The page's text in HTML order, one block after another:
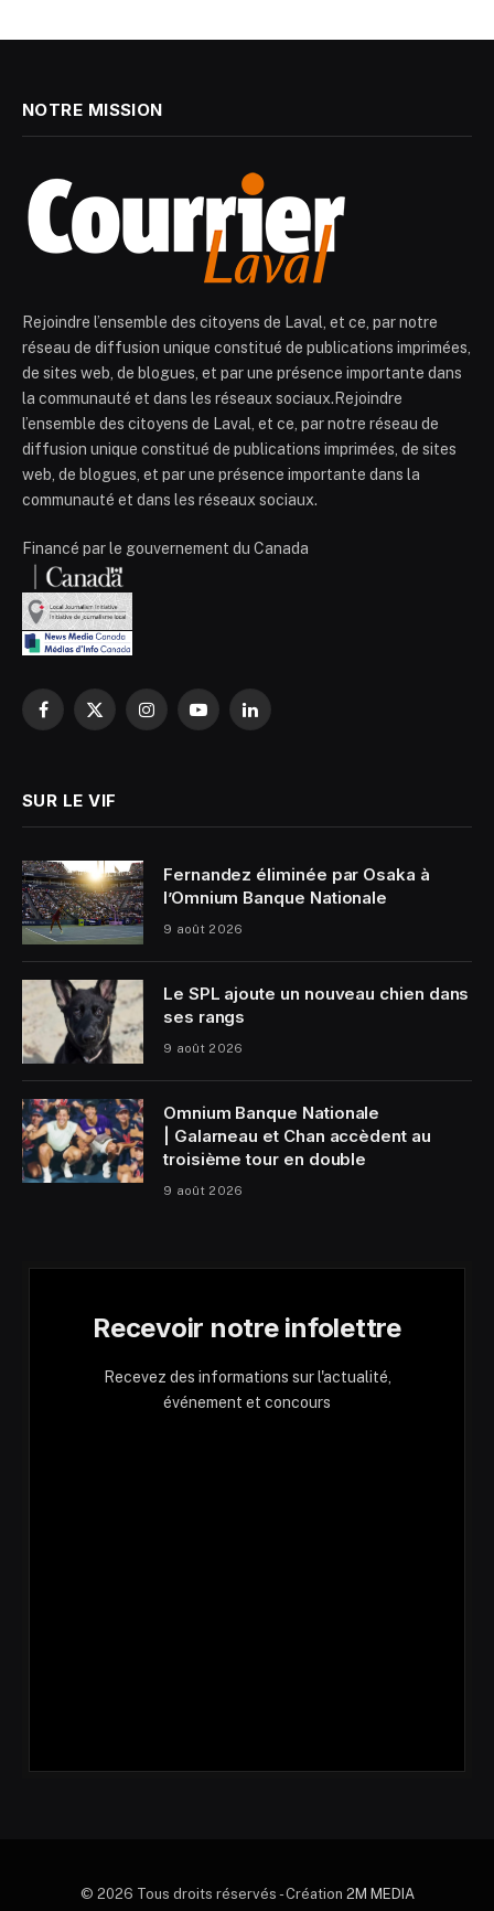
NOTRE MISSION
Rejoindre l’ensemble des citoyens de Laval, et ce, par notre
réseau de diffusion unique constitué de publications imprimées,
de sites web, de blogues, et par une présence importante dans
la communauté et dans les réseaux sociaux.Rejoindre
l’ensemble des citoyens de Laval, et ce, par notre réseau de
diffusion unique constitué de publications imprimées, de sites
web, de blogues, et par une présence importante dans la
communauté et dans les réseaux sociaux.
Financé par le gouvernement du Canada
Facebook
X
InstagramYouTubeLinkedIn
SUR LE VIF
Fernandez éliminée par Osaka à
l’Omnium Banque Nationale
9 août 2026
Le SPL ajoute un nouveau chien dans
ses rangs
9 août 2026
Omnium Banque Nationale
| Galarneau et Chan accèdent au
troisième tour en double
9 août 2026
Recevoir notre infolettre
Recevez des informations sur l'actualité,
événement et concours
© 2026 Tous droits réservés - Création 2M MEDIA